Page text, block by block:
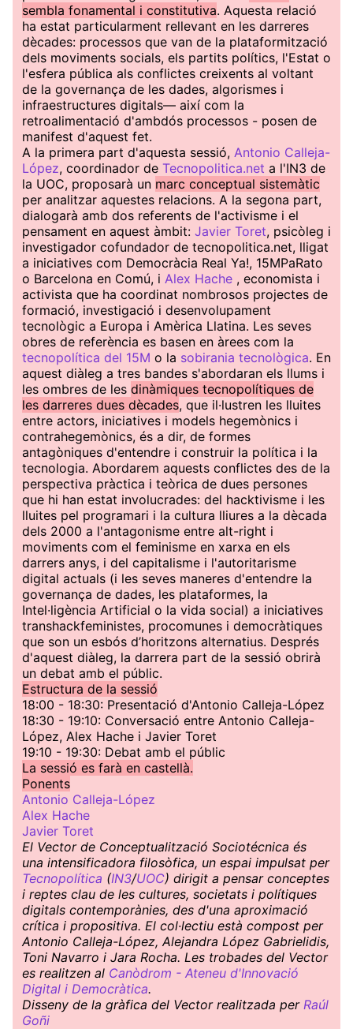
sembla fonamental i constitutiva. Aquesta relació
ha estat particularment rellevant en les darreres
dècades: processos que van de la plataformització
dels moviments socials, els partits polítics, l'Estat o
l'esfera pública als conflictes creixents al voltant
de la governança de les dades, algorismes i
infraestructures digitals— així com la
retroalimentació d'ambdós processos - posen de
manifest d'aquest fet.
A la primera part d'aquesta sessió, Antonio Calleja-
López, coordinador de Tecnopolitica.net a l'IN3 de
la UOC, proposarà un marc conceptual sistemàtic
per analitzar aquestes relacions. A la segona part,
dialogarà amb dos referents de l'activisme i el
pensament en aquest àmbit: Javier Toret, psicòleg i
investigador cofundador de tecnopolitica.net, lligat
a iniciatives com Democràcia Real Ya!, 15MPaRato
o Barcelona en Comú, i Alex Hache , economista i
activista que ha coordinat nombrosos projectes de
formació, investigació i desenvolupament
tecnològic a Europa i Amèrica Llatina. Les seves
obres de referència es basen en àrees com la
tecnopolítica del 15M o la sobirania tecnològica. En
aquest diàleg a tres bandes s'abordaran els llums i
les ombres de les dinàmiques tecnopolítiques de
les darreres dues dècades, que il·lustren les lluites
entre actors, iniciatives i models hegemònics i
contrahegemònics, és a dir, de formes
antagòniques d'entendre i construir la política i la
tecnologia. Abordarem aquests conflictes des de la
perspectiva pràctica i teòrica de dues persones
que hi han estat involucrades: del hacktivisme i les
lluites pel programari i la cultura lliures a la dècada
dels 2000 a l'antagonisme entre alt-right i
moviments com el feminisme en xarxa en els
darrers anys, i del capitalisme i l'autoritarisme
digital actuals (i les seves maneres d'entendre la
governança de dades, les plataformes, la
Intel·ligència Artificial o la vida social) a iniciatives
transhackfeministes, procomunes i democràtiques
que son un esbós d’horitzons alternatius. Després
d'aquest diàleg, la darrera part de la sessió obrirà
un debat amb el públic.
Estructura de la sessió
18:00 - 18:30: Presentació d'Antonio Calleja-López
18:30 - 19:10: Conversació entre Antonio Calleja-
López, Alex Hache i Javier Toret
19:10 - 19:30: Debat amb el públic
La sessió es farà en castellà.
Ponents
Antonio Calleja-López
Alex Hache
Javier Toret
El Vector de Conceptualització Sociotécnica és
una intensificadora filosòfica, un espai impulsat per
Tecnopolítica (IN3/UOC) dirigit a pensar conceptes
i reptes clau de les cultures, societats i polítiques
digitals contemporànies, des d'una aproximació
crítica i propositiva. El col·lectiu està compost per
Antonio Calleja-López, Alejandra López Gabrielidis,
Toni Navarro i Jara Rocha. Les trobades del Vector
es realitzen al Canòdrom - Ateneu d'Innovació
Digital i Democràtica.
Disseny de la gràfica del Vector realitzada per Raúl
Goñi